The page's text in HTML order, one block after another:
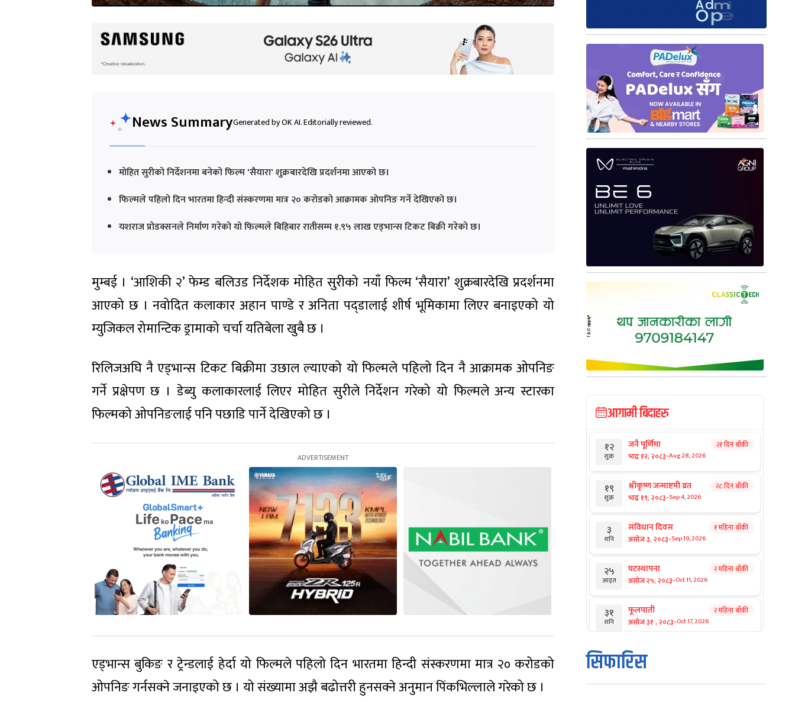
News SummaryGenerated by OK AI. Editorially reviewed.
मोहित सुरीको निर्देशनमा बनेको फिल्म 'सैयारा' शुक्रबारदेखि प्रदर्शनमा आएको छ।
फिल्मले पहिलो दिन भारतमा हिन्दी संस्करणमा मात्र २० करोडको आक्रामक ओपनिङ गर्ने देखिएको छ।
यशराज प्रोडक्सनले निर्माण गरेको यो फिल्मले बिहिबार रातीसम्म १.९५ लाख एड्भान्स टिकट बिक्री गरेको छ।
मुम्बई । ‘आशिकी २’ फेम्ड बलिउड निर्देशक मोहित सुरीको नयाँ फिल्म ‘सैयारा’ शुक्रबारदेखि प्रदर्शनमा
आएको छ । नवोदित कलाकार अहान पाण्डे र अनिता पद्डालाई शीर्ष भूमिकामा लिएर बनाइएको यो
म्युजिकल रोमान्टिक ड्रामाको चर्चा यतिबेला खुबै छ ।
रिलिजअघि नै एड्भान्स टिकट बिक्रीमा उछाल ल्याएको यो फिल्मले पहिलो दिन नै आक्रामक ओपनिङ
गर्ने प्रक्षेपण छ । डेब्यु कलाकारलाई लिएर मोहित सुरीले निर्देशन गरेको यो फिल्मले अन्य स्टारका
फिल्मको ओपनिङलाई पनि पछाडि पार्ने देखिएको छ ।
एड्भान्स बुकिङ र ट्रेन्डलाई हेर्दा यो फिल्मले पहिलो दिन भारतमा हिन्दी संस्करणमा मात्र २० करोडको
ओपनिङ गर्नसक्ने जनाइएको छ । यो संख्यामा अझै बढोत्तरी हुनसक्ने अनुमान पिंकभिल्लाले गरेको छ ।
आगामी बिदाहरु
१२
शुक्र
जनै पूर्णिमा
भाद्र १२, २०८३-Aug 28, 2026
२१ दिन बाँकी
१९
शुक्र
श्रीकृष्ण जन्माष्टमी व्रत
भाद्र १९, २०८३-Sep 4, 2026
२८ दिन बाँकी
३
शनि
संविधान दिवस
असोज ३, २०८३-Sep 19, 2026
१ महिना बाँकी
२५
आइत
घटस्थापना
असोज २५, २०८३-Oct 11, 2026
२ महिना बाँकी
३१
शनि
फूलपाती
असोज ३१ , २०८३-Oct 17, 2026
२ महिना बाँकी
१
आइत
कार्तिक सङ्क्रान्ति
कार्तिक १, २०८३
सिफारिस